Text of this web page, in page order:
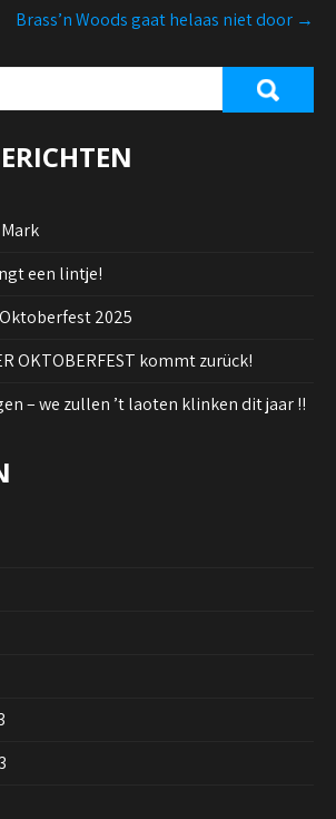
Brass’n Woods gaat helaas niet door →
een lintje!
2025
OKTOBERFEST kommt zurück!
– we zullen ’t laoten klinken dit jaar !!